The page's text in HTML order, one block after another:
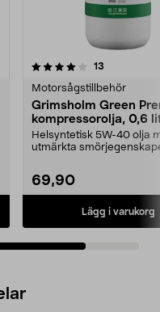
13
Motorsågstillbehör
Grimsholm Green
kompressorolja, 0,6
Helsyntetisk 5W-40 olja
utmärkta
69,90
Lägg i varukorg